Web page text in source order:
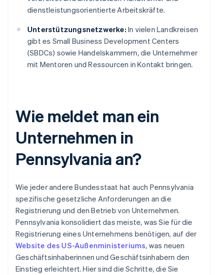
dienstleistungsorientierte Arbeitskräfte.
Unterstützungsnetzwerke: In vielen Landkreisen
gibt es Small Business Development Centers
(SBDCs) sowie Handelskammern, die Unternehmer
mit Mentoren und Ressourcen in Kontakt bringen.
Wie meldet man ein
Unternehmen in
Pennsylvania an?
Wie jeder andere Bundesstaat hat auch Pennsylvania
spezifische gesetzliche Anforderungen an die
Registrierung und den Betrieb von Unternehmen.
Pennsylvania konsolidiert das meiste, was Sie für die
Registrierung eines Unternehmens benötigen, auf der
Website des US-Außenministeriums, was neuen
Geschäftsinhaberinnen und Geschäftsinhabern den
Einstieg erleichtert. Hier sind die Schritte, die Sie